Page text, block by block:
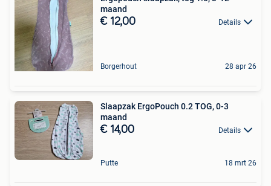
maand
€ 12,00 Details
Borgerhout 28 apr 26
Slaapzak ErgoPouch 0.2 TOG, 0-3
maand
€ 14,00 Details
Putte 18 mrt 26